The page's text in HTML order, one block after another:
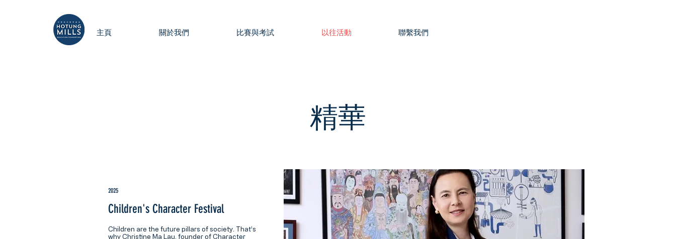
主頁 關於我們 比賽與考試 以往活動 聯繫我們
​精華
2025
Children's Character Festival
Children are the future pillars of society. That’s
why Christine Ma Lau, founder of Character